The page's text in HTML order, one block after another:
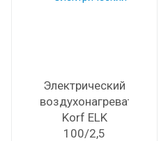
Электрический
воздухонагреватель
Korf ELK
100/2,5